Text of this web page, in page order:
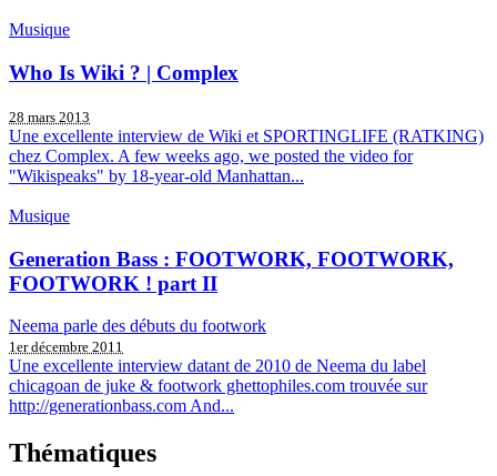
Musique
Who Is Wiki ? | Complex
28 mars 2013
Une excellente interview de Wiki et SPORTINGLIFE (RATKING)
chez Complex. A few weeks ago, we posted the video for
"Wikispeaks" by 18-year-old Manhattan...
Musique
Generation Bass : FOOTWORK, FOOTWORK,
FOOTWORK ! part II
Neema parle des débuts du footwork
1er décembre 2011
Une excellente interview datant de 2010 de Neema du label
chicagoan de juke & footwork ghettophiles.com trouvée sur
http://generationbass.com And...
Thématiques